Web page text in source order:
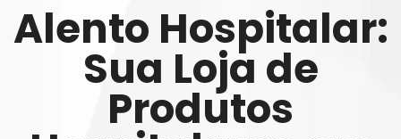
Alento Hospitalar:
Sua Loja de
Produtos